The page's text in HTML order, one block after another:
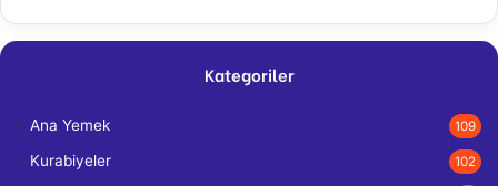
Kategoriler
Ana Yemek 109
Kurabiyeler 102